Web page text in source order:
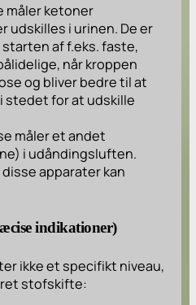
måler ketoner
udskilles i urinen. De er
af f.eks. faste,
når kroppen
og bliver bedre til at
stedet for at udskille
måler et andet
i udåndingsluften.
apparater kan
indikationer)
ikke et specifikt niveau,
stofskifte: